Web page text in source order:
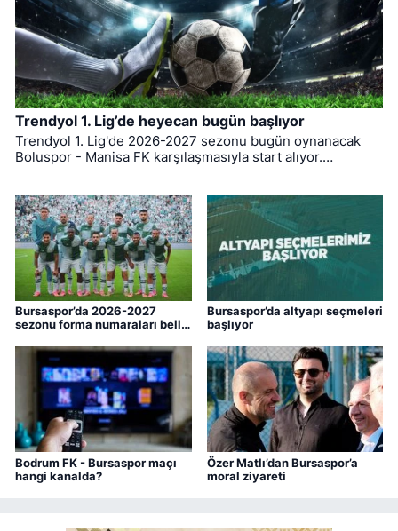
Trendyol 1. Lig’de heyecan bugün başlıyor
Trendyol 1. Lig'de 2026-2027 sezonu bugün oynanacak
Boluspor - Manisa FK karşılaşmasıyla start alıyor.
Bursaspor’da 2026-2027
sezonu forma numaraları belli
Bursaspor’da altyapı seçmeleri
başlıyor
Bodrum FK - Bursaspor maçı
hangi kanalda?
Özer Matlı’dan Bursaspor’a
moral ziyareti